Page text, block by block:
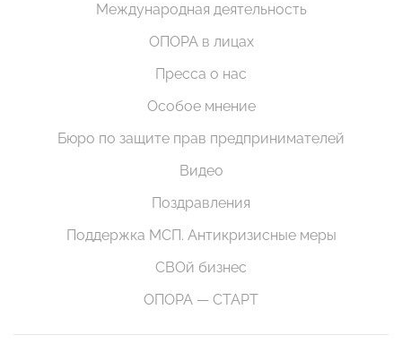
Международная деятельность
ОПОРА в лицах
Пресса о нас
Особое мнение
Бюро по защите прав предпринимателей
Видео
Поздравления
Поддержка МСП. Антикризисные меры
СВОй бизнес
ОПОРА — СТАРТ